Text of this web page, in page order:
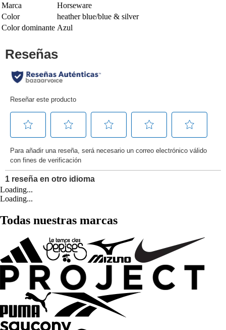
Marca
Horseware
Color
heather blue/blue & silver
Color dominante Azul
Loading...
Loading...
Todas nuestras marcas